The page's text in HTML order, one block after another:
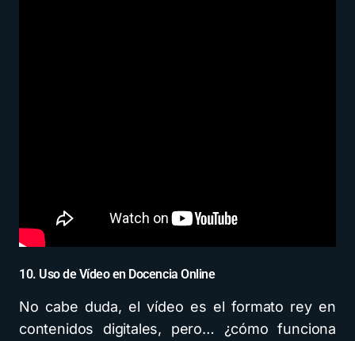
10. Uso de Vídeo en Docencia Online
No cabe duda, el vídeo es el formato rey en
contenidos digitales, pero… ¿cómo funciona